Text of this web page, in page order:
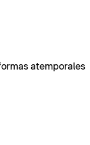
atemporales